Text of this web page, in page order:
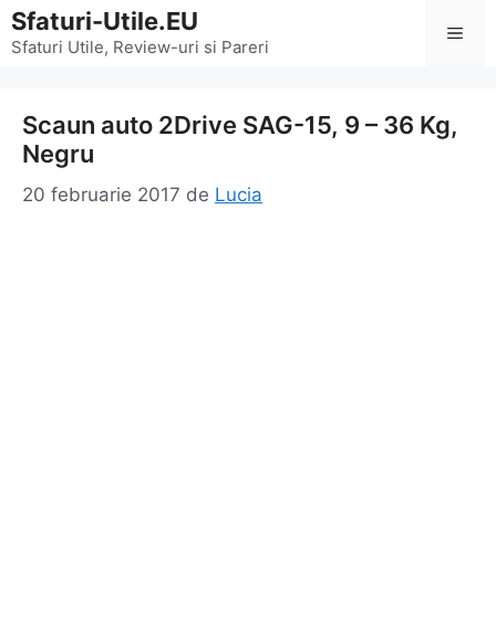
Sari
la
Sfaturi-Utile.EU
Sfaturi Utile, Review-uri si Pareri
Scaun auto 2Drive SAG-15, 9 – 36 Kg,
Negru
20 februarie 2017 de Lucia